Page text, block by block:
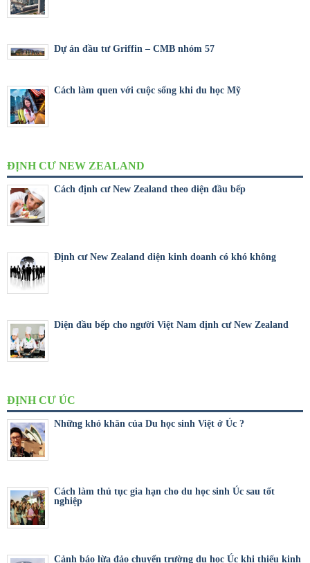
Dự án đầu tư Griffin – CMB nhóm 57
Cách làm quen với cuộc sống khi du học Mỹ
ĐỊNH CƯ NEW ZEALAND
Cách định cư New Zealand theo diện đầu bếp
Định cư New Zealand diện kinh doanh có khó không
Diện đầu bếp cho người Việt Nam định cư New Zealand
ĐỊNH CƯ ÚC
Những khó khăn của Du học sinh Việt ở Úc ?
Cách làm thủ tục gia hạn cho du học sinh Úc sau tốt
nghiệp
Cảnh báo lừa đảo chuyển trường du học Úc khi thiếu kinh